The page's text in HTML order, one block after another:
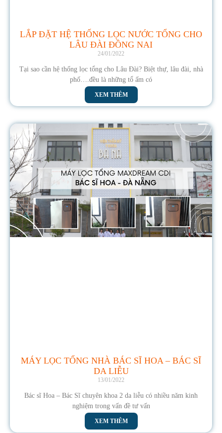
LẮP ĐẶT HỆ THỐNG LỌC NƯỚC TỔNG CHO
LÂU ĐÀI ĐỒNG NAI
24/01/2022
Tại sao cần hệ thống lọc tổng cho Lâu Đài? Biệt thự, lâu đài, nhà
phố….đều là những tổ ấm có
XEM THÊM
MÁY LỌC TỔNG NHÀ BÁC SĨ HOA – BÁC SĨ
DA LIỄU
13/01/2022
Bác sĩ Hoa – Bác Sĩ chuyên khoa 2 da liễu có nhiều năm kinh
nghiệm trong vấn đề tư vấn
XEM THÊM